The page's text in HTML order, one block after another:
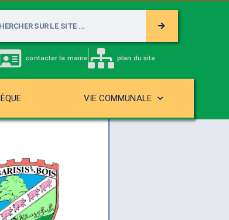
contacter la mairie plan du site
VIE COMMUNALE